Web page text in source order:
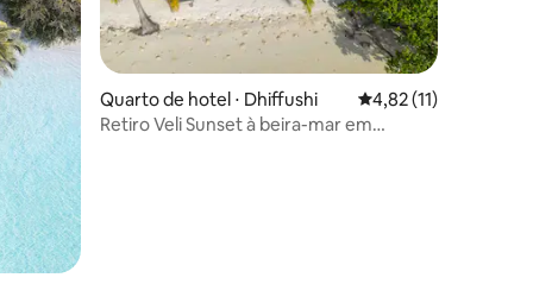
Quarto de hotel ⋅ Dhiffushi 4,82 de uma
4,82 (11)
Retiro Veli Sunset à beira-mar em